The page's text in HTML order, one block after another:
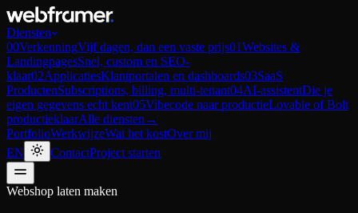
Diensten
00VerkenningVijf dagen, dan een vaste prijs01Websites &
LandingpagesSnel, custom en SEO-
klaar02ApplicatiesKlantportalen en dashboards03SaaS
ProductenSubscriptions, billing, multi-tenant04AI-assistentDie je
eigen gegevens echt kent05Vibecode naar productieLovable of Bolt
productieklaarAlle diensten →
PortfolioWerkwijzeWat het kostOver mij
EN
ContactProject starten
Webshop laten maken